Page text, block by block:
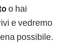
o hai
e vedremo
possibile.